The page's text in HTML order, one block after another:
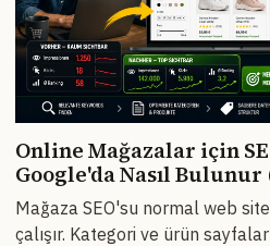
Online Mağazalar için
Google'da Nasıl Bulunur
Mağaza SEO'su normal web
çalışır. Kategori ve ürün